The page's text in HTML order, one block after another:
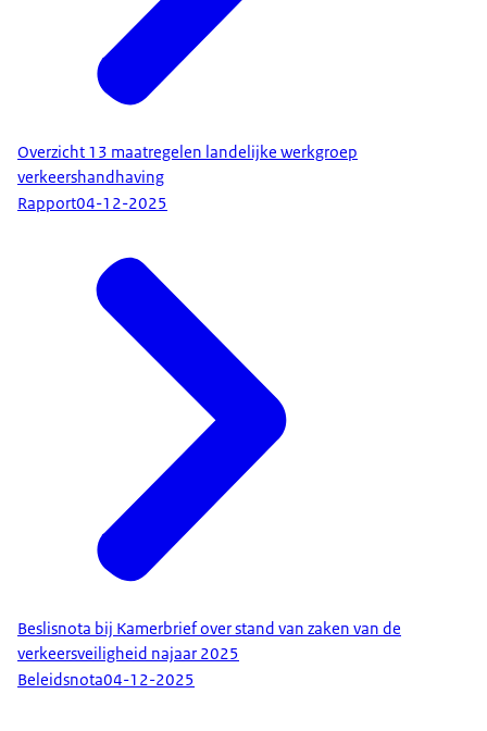
Overzicht 13 maatregelen landelijke werkgroep
verkeershandhaving
Rapport04-12-2025
Beslisnota bij Kamerbrief over stand van zaken van de
verkeersveiligheid najaar 2025
Beleidsnota04-12-2025